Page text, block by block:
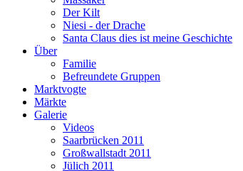
Der Kilt
Niesi - der Drache
Santa Claus dies ist meine Geschichte
Über
Familie
Befreundete Gruppen
Marktvogte
Märkte
Galerie
Videos
Saarbrücken 2011
Großwallstadt 2011
Jülich 2011